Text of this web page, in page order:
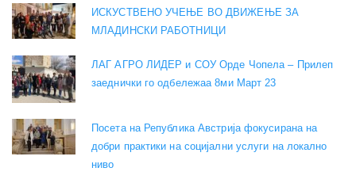
ИСКУСТВЕНО УЧЕЊЕ ВО ДВИЖЕЊЕ ЗА
МЛАДИНСКИ РАБОТНИЦИ
ЛАГ АГРО ЛИДЕР и СОУ Орде Чопела – Прилеп
заеднички го одбележаа 8ми Март 23
Посета на Република Австрија фокусирана на
добри практики на социјални услуги на локално
ниво